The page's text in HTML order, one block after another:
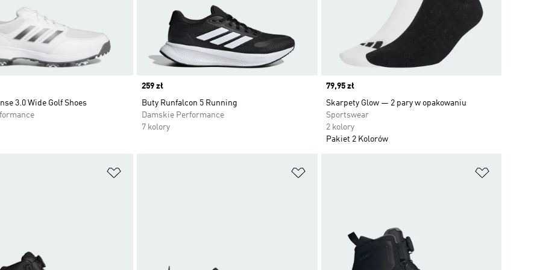
3.0 Wide Golf Shoes
Price
259 zł
Buty Runfalcon 5 Running
Damskie Performance
7 kolory
Price
79,95 zł
Skarpety Glow — 2 pary w opakowaniu
Sportswear
2 kolory
Pakiet 2 Kolorów